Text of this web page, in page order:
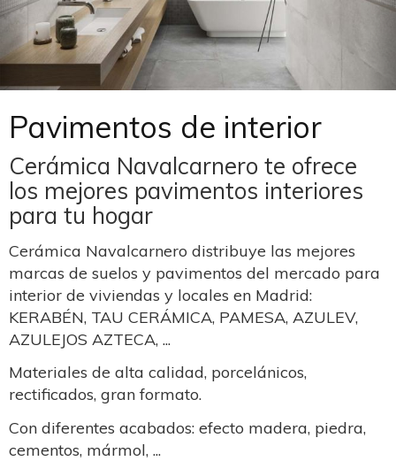
Pavimentos de interior
Cerámica Navalcarnero te ofrece
los mejores pavimentos interiores
para tu hogar
Cerámica Navalcarnero distribuye las mejores
marcas de suelos y pavimentos del mercado para
interior de viviendas y locales en Madrid:
KERABÉN, TAU CERÁMICA, PAMESA, AZULEV,
AZULEJOS AZTECA, ...
Materiales de alta calidad, porcelánicos,
rectificados, gran formato.
Con diferentes acabados: efecto madera, piedra,
cementos, mármol, ...